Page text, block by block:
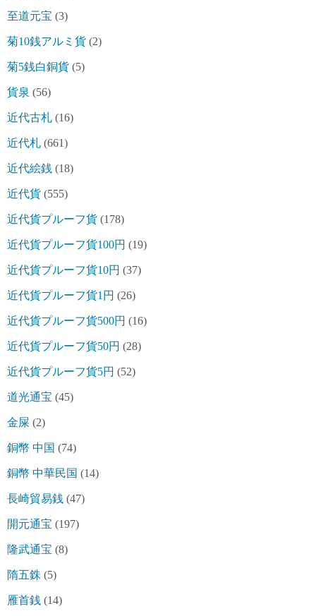
至道元宝 (3)
菊10銭アルミ貨 (2)
菊5銭白銅貨 (5)
貨泉 (56)
近代古札 (16)
近代札 (661)
近代絵銭 (18)
近代貨 (555)
近代貨プルーフ貨 (178)
近代貨プルーフ貨100円 (19)
近代貨プルーフ貨10円 (37)
近代貨プルーフ貨1円 (26)
近代貨プルーフ貨500円 (16)
近代貨プルーフ貨50円 (28)
近代貨プルーフ貨5円 (52)
道光通宝 (45)
金屎 (2)
銅幣 中国 (74)
銅幣 中華民国 (14)
長崎貿易銭 (47)
開元通宝 (197)
隆武通宝 (8)
隋五銖 (5)
雁首銭 (14)